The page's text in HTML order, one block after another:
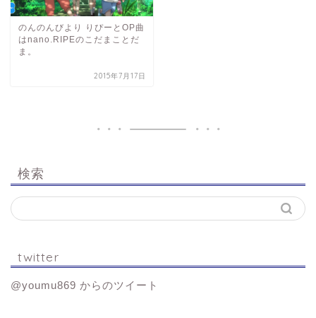
のんのんびより りぴーとOP曲
はnano.RIPEのこだまことだ
ま。
2015年7月17日
検索
twitter
@youmu869 からのツイート